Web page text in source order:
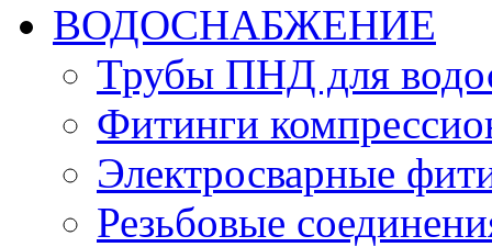
ВОДОСНАБЖЕНИЕ
Трубы ПНД для
Фитинги
Электросварные
Резьбовые